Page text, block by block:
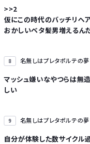
>>2
仮にこの時代のバッチリヘ
おかしいベタ髪男増えるん
8 名無しはプレタポルテの
マッシュ嫌いなやつらは無
しい
9 名無しはプレタポルテの
自分が体験した数サイクル